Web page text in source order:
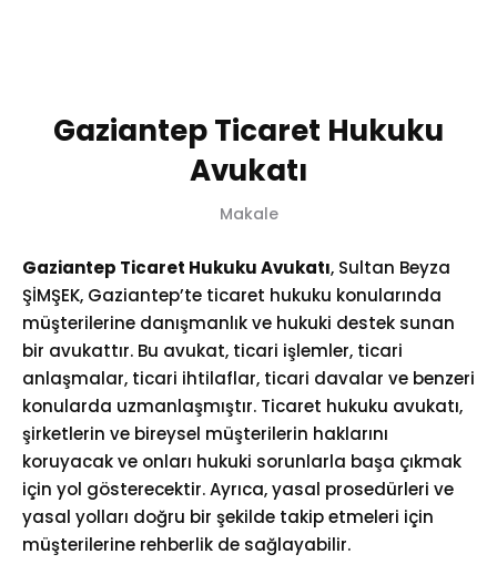
Gaziantep Ticaret Hukuku
Avukatı
Makale
Gaziantep Ticaret Hukuku Avukatı, Sultan Beyza
ŞİMŞEK, Gaziantep’te ticaret hukuku konularında
müşterilerine danışmanlık ve hukuki destek sunan
bir avukattır. Bu avukat, ticari işlemler, ticari
anlaşmalar, ticari ihtilaflar, ticari davalar ve benzeri
konularda uzmanlaşmıştır. Ticaret hukuku avukatı,
şirketlerin ve bireysel müşterilerin haklarını
koruyacak ve onları hukuki sorunlarla başa çıkmak
için yol gösterecektir. Ayrıca, yasal prosedürleri ve
yasal yolları doğru bir şekilde takip etmeleri için
müşterilerine rehberlik de sağlayabilir.